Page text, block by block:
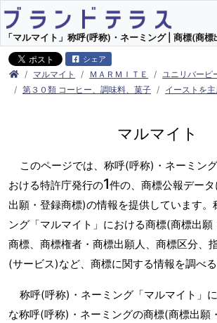
「マルマイト」称呼(呼称)・ネーミング | 商標(商
シェア
マルマイト ＭＡＲＭＩＴＥ
ユニリバーピ
第３０類 コーヒー、調味料、菓子
イーストを
マルマイト
このページでは、称呼(呼称)・ネーミン
おける特許庁発行の1件の、商標公報デー
出願・登録商標)の情報を提供しています。
ング「マルマイト」における商標(商標出
商標、商標権者・商標出願人、商標区分、
(サービス)など、商標に関する情報を調べる
称呼(呼称)・ネーミング「マルマイト」
な称呼(呼称)・ネーミングの商標(商標出願